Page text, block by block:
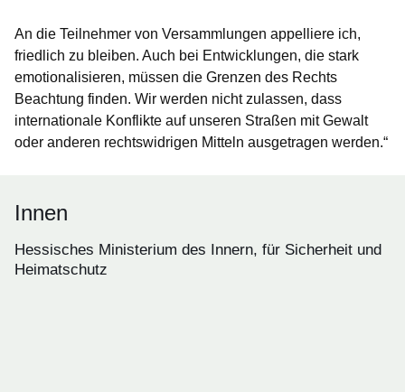
An die Teilnehmer von Versammlungen appelliere ich,
friedlich zu bleiben. Auch bei Entwicklungen, die stark
emotionalisieren, müssen die Grenzen des Rechts
Beachtung finden. Wir werden nicht zulassen, dass
internationale Konflikte auf unseren Straßen mit Gewalt
oder anderen rechtswidrigen Mitteln ausgetragen werden.“
Innen
Hessisches Ministerium des Innern, für Sicherheit und
Heimatschutz